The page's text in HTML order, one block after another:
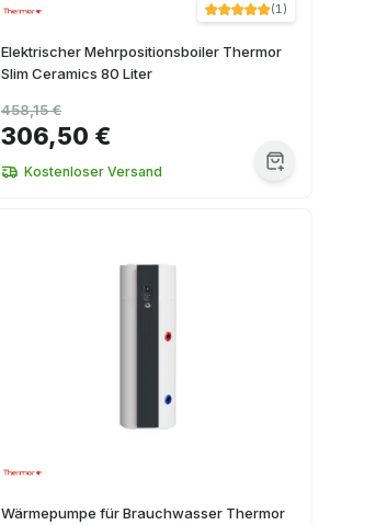
(1)
Elektrischer Mehrpositionsboiler Thermor
Slim Ceramics 80 Liter
306,50 €
458,15 €
Kostenloser Versand
Wärmepumpe für Brauchwasser Thermor